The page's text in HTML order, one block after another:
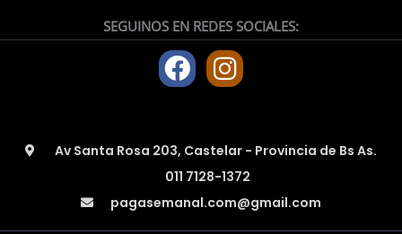
SEGUINOS EN REDES SOCIALES:
F
a
e
b
o
o
I
n
t
a
g
r
Av Santa Rosa 203, Castelar - Provincia de Bs As.
011 7128-1372
pagasemanal.com@gmail.com